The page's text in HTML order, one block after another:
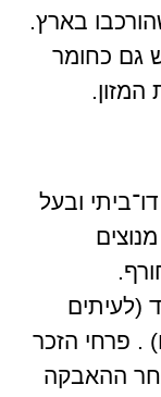
בארץ.
גם כחומר
ובעל
(לעיתים
. פרחי הזכר
ההאבקה